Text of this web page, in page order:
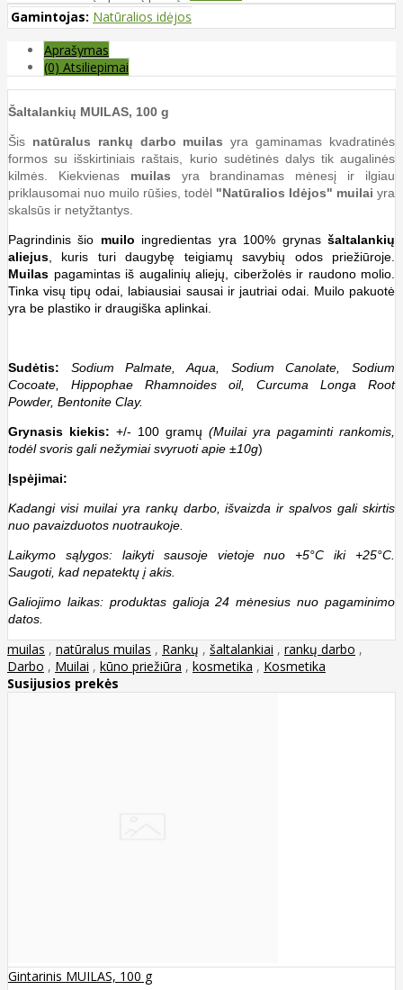
Gamintojas: Natūralios idėjos
Aprašymas
(0) Atsiliepimai
Šaltalankių MUILAS, 100 g
Šis natūralus rankų darbo muilas yra gaminamas kvadratinės
formos su išskirtiniais raštais, kurio sudėtinės dalys tik augalinės
kilmės. Kiekvienas muilas yra brandinamas mėnesį ir ilgiau
priklausomai nuo muilo rūšies, todėl "Natūralios Idėjos" muilai yra
skalsūs ir netyžtantys.
Pagrindinis šio muilo ingredientas yra 100% grynasšaltalankių
aliejus , kuris turi daugybę teigiamų savybių odos priežiūroje.
Muilas pagamintas iš augalinių aliejų, ciberžolės ir raudono molio.
Tinka visų tipų odai, labiausiai sausai ir jautriai odai. Muilo pakuotė
yra be plastiko ir draugiška aplinkai.
Sudėtis: Sodium Palmate, Aqua, Sodium Canolate, Sodium
Cocoate, Hippophae Rhamnoides oil, Curcuma Longa Root
Powder, Bentonite Clay.
Grynasis kiekis: +/- 100 gramų (Muilai yra pagaminti rankomis,
todėl svoris gali nežymiai svyruoti apie ±10g)
Įspėjimai:
Kadangi visi muilai yra rankų darbo, išvaizda ir spalvos gali skirtis
nuo pavaizduotos nuotraukoje.
Laikymo sąlygos: laikyti sausoje vietoje nuo +5°C iki +25°C.
Saugoti, kad nepatektų į akis.
Galiojimo laikas: produktas galioja 24 mėnesius nuo pagaminimo
datos.
muilas , natūralus muilas , Rankų , šaltalankiai , rankų darbo ,
Darbo , Muilai , kūno priežiūra , kosmetika , Kosmetika
Susijusios prekės
Gintarinis MUILAS, 100 g